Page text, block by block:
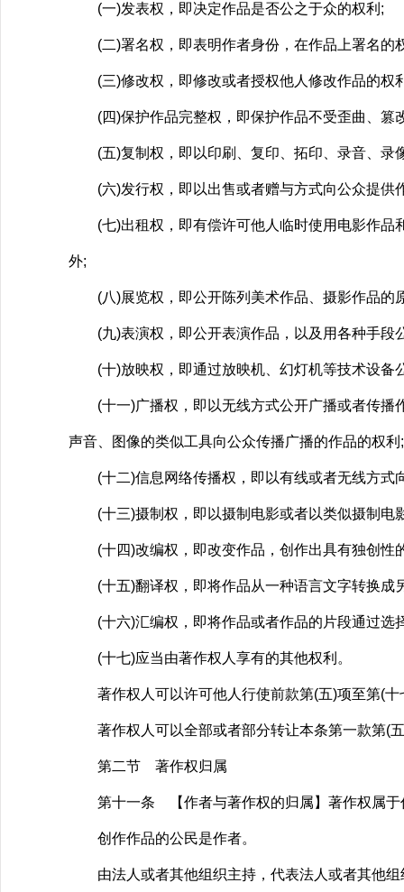
(一)发表权，即决定作品是否公之于众的权利;
(二)署名权，即表明作者身份，在作品上署名的
(三)修改权，即修改或者授权他人修改作品的权
(四)保护作品完整权，即保护作品不受歪曲、篡
(五)复制权，即以印刷、复印、拓印、录音、录
(六)发行权，即以出售或者赠与方式向公众提供
(七)出租权，即有偿许可他人临时使用电影作品
外;
(八)展览权，即公开陈列美术作品、摄影作品的
(九)表演权，即公开表演作品，以及用各种手段
(十)放映权，即通过放映机、幻灯机等技术设备
(十一)广播权，即以无线方式公开广播或者传播
声音、图像的类似工具向公众传播广播的作品的权利;
(十二)信息网络传播权，即以有线或者无线方式
(十三)摄制权，即以摄制电影或者以类似摄制电
(十四)改编权，即改变作品，创作出具有独创性
(十五)翻译权，即将作品从一种语言文字转换成
(十六)汇编权，即将作品或者作品的片段通过选
(十七)应当由著作权人享有的其他权利。
著作权人可以许可他人行使前款第(五)项至第(十
著作权人可以全部或者部分转让本条第一款第(五
第二节 著作权归属
第十一条 【作者与著作权的归属】著作权属于
创作作品的公民是作者。
由法人或者其他组织主持，代表法人或者其他组